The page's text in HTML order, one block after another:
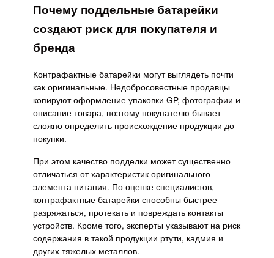
Почему поддельные батарейки
создают риск для покупателя и
бренда
Контрафактные батарейки могут выглядеть почти
как оригинальные. Недобросовестные продавцы
копируют оформление упаковки GP, фотографии и
описание товара, поэтому покупателю бывает
сложно определить происхождение продукции до
покупки.
При этом качество подделки может существенно
отличаться от характеристик оригинального
элемента питания. По оценке специалистов,
контрафактные батарейки способны быстрее
разряжаться, протекать и повреждать контакты
устройств. Кроме того, эксперты указывают на риск
содержания в такой продукции ртути, кадмия и
других тяжелых металлов.